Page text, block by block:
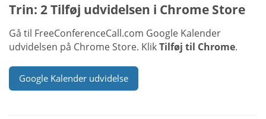
Trin: 2 Tilføj udvidelsen i Chrome Store
Gå til FreeConferenceCall.com Google Kalender
udvidelsen på Chrome Store. KlikTilføj til Chrome.
Google Kalender udvidelse